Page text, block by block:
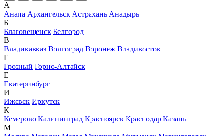
А
Анапа Архангельск Астрахань Анадырь
Б
Благовещенск Белгород
В
Владикавказ Волгоград Воронеж Владивосток
Г
Грозный Горно-Алтайск
Е
Екатеринбург
И
Ижевск Иркутск
К
Кемерово Калининград Красноярск Краснодар Казань
М